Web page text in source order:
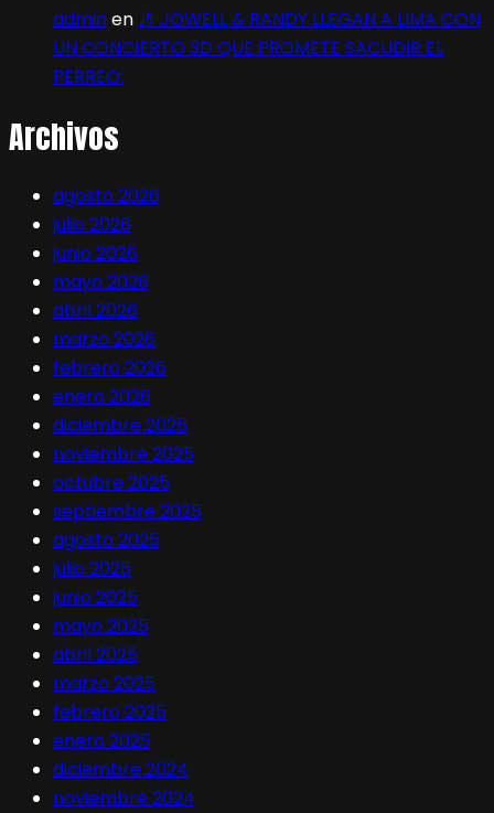
adminen 🎶 JOWELL & RANDY LLEGAN A LIMA CON
UN CONCIERTO 3D QUE PROMETE SACUDIR EL
PERREO:
Archivos
agosto 2026
julio 2026
junio 2026
mayo 2026
abril 2026
marzo 2026
febrero 2026
enero 2026
diciembre 2025
noviembre 2025
octubre 2025
septiembre 2025
agosto 2025
julio 2025
junio 2025
mayo 2025
abril 2025
marzo 2025
febrero 2025
enero 2025
diciembre 2024
noviembre 2024